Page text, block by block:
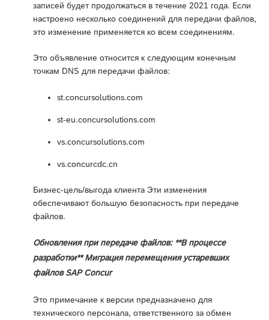
записей будет продолжаться в течение 2021 года. Если
настроено несколько соединений для передачи файлов,
это изменение применяется ко всем соединениям.
Это объявление относится к следующим конечным
точкам DNS для передачи файлов:
st.concursolutions.com
st-eu.concursolutions.com
vs.concursolutions.com
vs.concurcdc.cn
Бизнес-цель/выгода клиента Эти изменения
обеспечивают большую безопасность при передаче
файлов.
Обновления при передаче файлов: **В процессе
разработки** Миграция перемещения устаревших
файлов SAP Concur
Это примечание к версии предназначено для
технического персонала, ответственного за обмен